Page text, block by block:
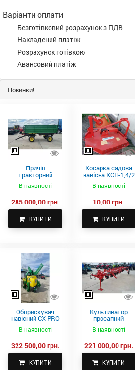
Варіанти оплати
Безготівковий розрахунок з ПДВ
Накладений платіж
Розрахунок готівкою
Авансовий платіж
Новинки!
Причіп
тракторний
самоскидний
Spike 2 ПТС-4
В наявності
285 000,00 грн.
КУПИТИ
Косарка садова
навісна КСН-1,4/2
В наявності
10,00 грн.
КУПИТИ
Обприскувач
навісний CX PRO
В наявності
322 500,00 грн.
КУПИТИ
Культиватор
просапний
КПН-5,6-05
В наявності
221 000,00 грн.
КУПИТИ